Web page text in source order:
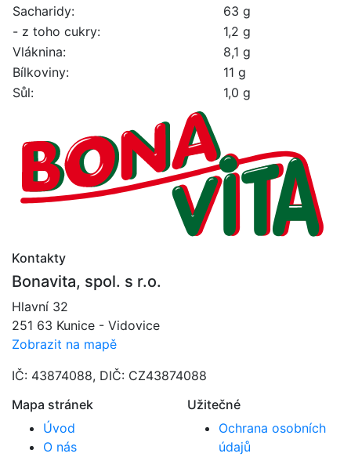
Sacharidy:
63 g
- z toho cukry:
1,2 g
Vláknina:
8,1 g
Bílkoviny:
11 g
Sůl:
1,0 g
Kontakty
Bonavita, spol. s r.o.
Hlavní 32
251 63 Kunice - Vidovice
Zobrazit na mapě
IČ: 43874088, DIČ: CZ43874088
Mapa stránek
Úvod
O nás
Užitečné
Ochrana osobních
údajů